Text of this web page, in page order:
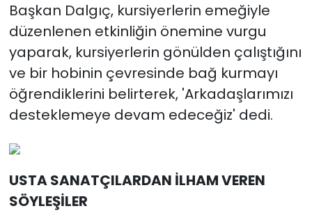
Başkan Dalgıç, kursiyerlerin emeğiyle
düzenlenen etkinliğin önemine vurgu
yaparak, kursiyerlerin gönülden çalıştığını
ve bir hobinin çevresinde bağ kurmayı
öğrendiklerini belirterek, 'Arkadaşlarımızı
desteklemeye devam edeceğiz' dedi.
USTA SANATÇILARDAN İLHAM VEREN
SÖYLEŞİLER